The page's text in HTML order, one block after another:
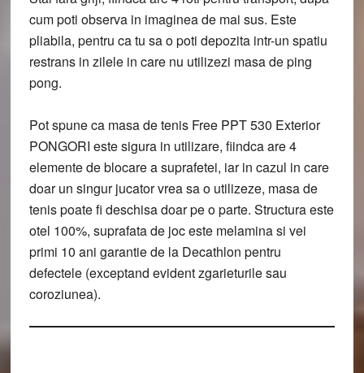
cum poti observa in imaginea de mai sus. Este
pliabila, pentru ca tu sa o poti depozita intr-un spatiu
restrans in zilele in care nu utilizezi masa de ping
pong.
Pot spune ca masa de tenis Free PPT 530 Exterior
PONGORI este sigura in utilizare, fiindca are 4
elemente de blocare a suprafetei, iar in cazul in care
doar un singur jucator vrea sa o utilizeze, masa de
tenis poate fi deschisa doar pe o parte. Structura este
otel 100%, suprafata de joc este melamina si vei
primi 10 ani garantie de la Decathlon pentru
defectele (exceptand evident zgarieturile sau
coroziunea).